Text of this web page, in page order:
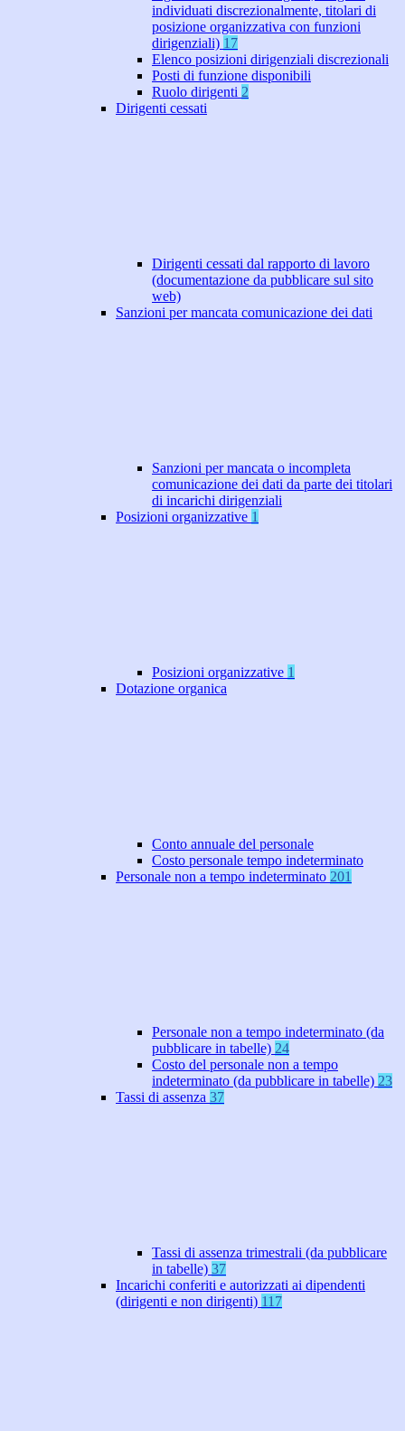
individuati discrezionalmente, titolari di
posizione organizzativa con funzioni
dirigenziali) 17
Elenco posizioni dirigenziali discrezionali
Posti di funzione disponibili
Ruolo dirigenti 2
Dirigenti cessati
Dirigenti cessati dal rapporto di lavoro
(documentazione da pubblicare sul sito
web)
Sanzioni per mancata comunicazione dei dati
Sanzioni per mancata o incompleta
comunicazione dei dati da parte dei titolari
di incarichi dirigenziali
Posizioni organizzative 1
Posizioni organizzative 1
Dotazione organica
Conto annuale del personale
Costo personale tempo indeterminato
Personale non a tempo indeterminato 201
Personale non a tempo indeterminato (da
pubblicare in tabelle) 24
Costo del personale non a tempo
indeterminato (da pubblicare in tabelle) 23
Tassi di assenza 37
Tassi di assenza trimestrali (da pubblicare
in tabelle) 37
Incarichi conferiti e autorizzati ai dipendenti
(dirigenti e non dirigenti) 117